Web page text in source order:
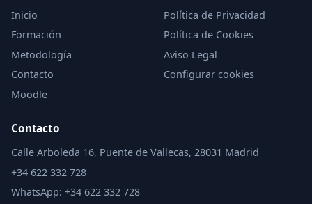
Inicio
Formación
Metodología
Contacto
Moodle
Política de Privacidad
Política de Cookies
Aviso Legal
Configurar cookies
Contacto
Calle Arboleda 16, Puente de Vallecas, 28031 Madrid
+34 622 332 728
WhatsApp: +34 622 332 728